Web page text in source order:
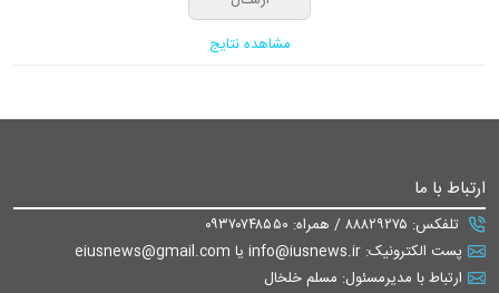
مشاهده نتایج
ارتباط با ما
تلفکس: ۸۸۸۲۹۲۷۵ / همراه: ۰۹۳۷۰۷۴۸۵۵۰
پست الکترونیک: info@iusnews.ir یا eiusnews@gmail.com
ارتباط با مدیرمسئول: مسلم خلخال